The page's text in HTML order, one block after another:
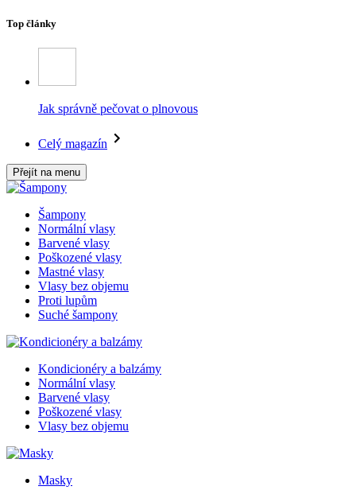
Top články
Jak správně pečovat o plnovous
Celý magazín
Přejít na menu
Šampony
Normální vlasy
Barvené vlasy
Poškozené vlasy
Mastné vlasy
Vlasy bez objemu
Proti lupům
Suché šampony
Kondicionéry a balzámy
Normální vlasy
Barvené vlasy
Poškozené vlasy
Vlasy bez objemu
Masky